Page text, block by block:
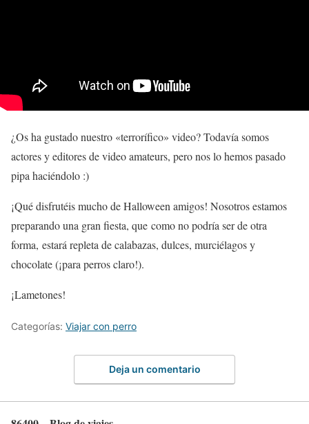
¿Os ha gustado nuestro «terrorífico» video? Todavía somos
actores y editores de video amateurs, pero nos lo hemos pasado
pipa haciéndolo :)
¡Qué disfrutéis mucho de Halloween amigos! Nosotros estamos
preparando una gran fiesta, que como no podría ser de otra
forma, estará repleta de calabazas, dulces, murciélagos y
chocolate (¡para perros claro!).
¡Lametones!
Categorías: Viajar con perro
Deja un comentario